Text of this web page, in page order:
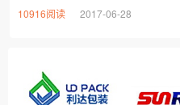
10916阅读 2017-06-28